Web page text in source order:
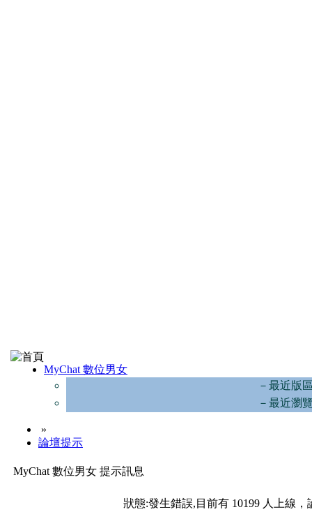
MyChat 數位男女
－最近版
－最近瀏
»
論壇提示
MyChat 數位男女 提示訊息
狀態:發生錯誤,目前有 10199 人上線